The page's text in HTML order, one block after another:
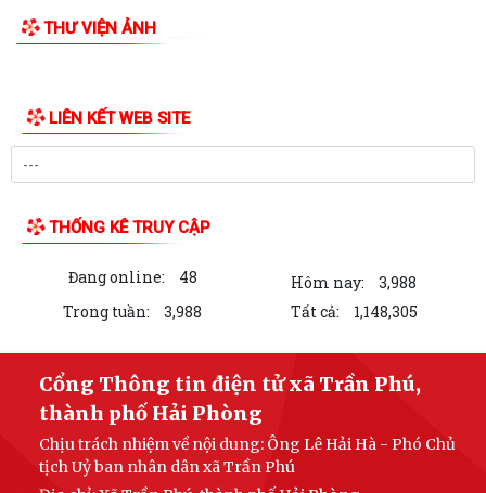
UBND xã Trần Phú tham dự Hội nghị trực tuyến nhằm nghe báo cáo
với Chi bộ thôn Thanh Quang
Đồng chí Bí thư Đảng ủy, Chủ tịch HĐND xã Trần Phú về dự sinh hoạt
với đảng viên Chi bộ thôn Kim...
Giấy mời tiếp công dân của đồng chí Chủ tịch UBND xã (05/8/2026)
Lịch làm việc của lãnh đạo UBND xã Trần Phú từ ngày 03/8/2026 đến
dân định kỳ tháng 8
UBND xã Trần Phú: Gửi thông báo và niêm yết thông báo thu hồi đất và
đối thoại với người dân thôn...
UBND xã Trần Phú gửi thông báo và niêm yết công khai thông báo thu